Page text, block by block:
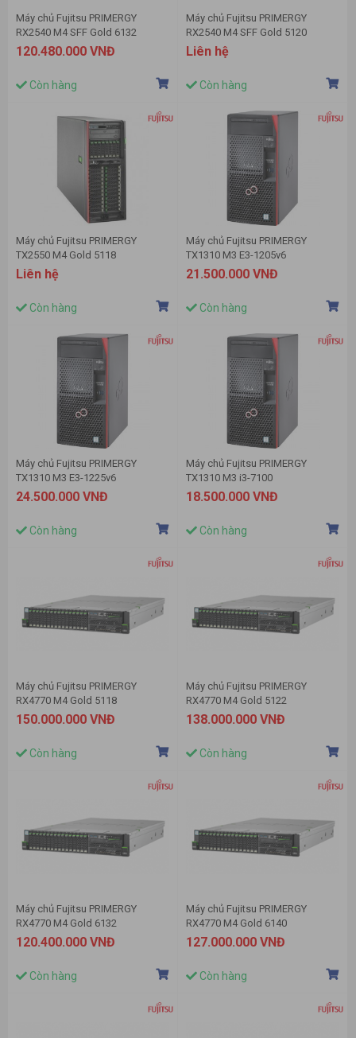
Máy chủ Fujitsu PRIMERGY
RX2540 M4 SFF Gold 6132
120.480.000 VNĐ
Còn hàng
Máy chủ Fujitsu PRIMERGY
RX2540 M4 SFF Gold 5120
Liên hệ
Còn hàng
Máy chủ Fujitsu PRIMERGY
TX2550 M4 Gold 5118
Liên hệ
Còn hàng
Máy chủ Fujitsu PRIMERGY
TX1310 M3 E3-1205v6
21.500.000 VNĐ
Còn hàng
Máy chủ Fujitsu PRIMERGY
TX1310 M3 E3-1225v6
24.500.000 VNĐ
Còn hàng
Máy chủ Fujitsu PRIMERGY
TX1310 M3 i3-7100
18.500.000 VNĐ
Còn hàng
Máy chủ Fujitsu PRIMERGY
RX4770 M4 Gold 5118
150.000.000 VNĐ
Còn hàng
Máy chủ Fujitsu PRIMERGY
RX4770 M4 Gold 5122
138.000.000 VNĐ
Còn hàng
Máy chủ Fujitsu PRIMERGY
RX4770 M4 Gold 6132
120.400.000 VNĐ
Còn hàng
Máy chủ Fujitsu PRIMERGY
RX4770 M4 Gold 6140
127.000.000 VNĐ
Còn hàng